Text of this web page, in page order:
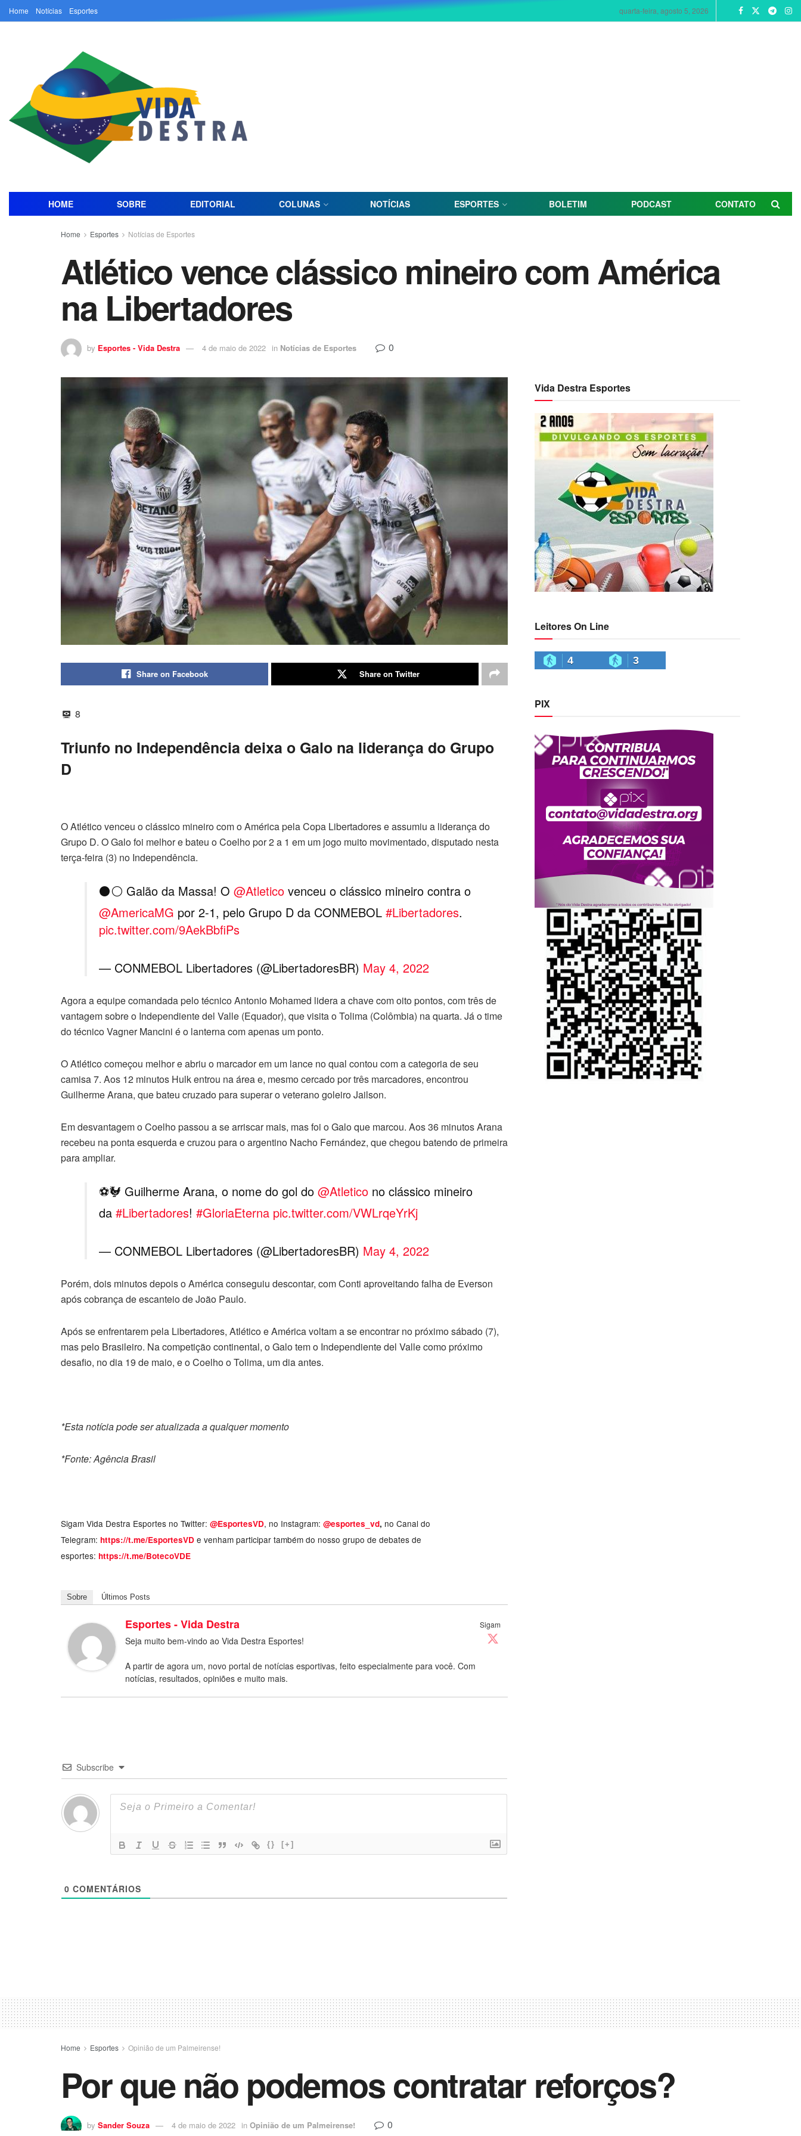
Home Notícias Esportes quarta-feira, agosto 5, 2026
HOME SOBRE EDITORIAL COLUNAS NOTÍCIAS ESPORTES BOLETIM PODCAST CONTATO
Home Esportes Notícias de Esportes
Atlético vence clássico mineiro com América
na Libertadores
by Esportes - Vida Destra 4 de maio de 2022 in Notícias de Esportes 0
Share on Facebook Share on Twitter
8
Triunfo no Independência deixa o Galo na liderança do Grupo
D
O Atlético venceu o clássico mineiro com o América pela Copa Libertadores e assumiu a liderança do
Grupo D. O Galo foi melhor e bateu o Coelho por 2 a 1 em um jogo muito movimentado, disputado nesta
terça-feira (3) no Independência.
⚫️⚪️ Galão da Massa! O @Atletico venceu o clássico mineiro contra o
@AmericaMG por 2-1, pelo Grupo D da CONMEBOL #Libertadores.
pic.twitter.com/9AekBbfiPs
— CONMEBOL Libertadores (@LibertadoresBR) May 4, 2022
Agora a equipe comandada pelo técnico Antonio Mohamed lidera a chave com oito pontos, com três de
vantagem sobre o Independiente del Valle (Equador), que visita o Tolima (Colômbia) na quarta. Já o time
do técnico Vagner Mancini é o lanterna com apenas um ponto.
O Atlético começou melhor e abriu o marcador em um lance no qual contou com a categoria de seu
camisa 7. Aos 12 minutos Hulk entrou na área e, mesmo cercado por três marcadores, encontrou
Guilherme Arana, que bateu cruzado para superar o veterano goleiro Jailson.
Em desvantagem o Coelho passou a se arriscar mais, mas foi o Galo que marcou. Aos 36 minutos Arana
recebeu na ponta esquerda e cruzou para o argentino Nacho Fernández, que chegou batendo de primeira
para ampliar.
⚽️🐓 Guilherme Arana, o nome do gol do @Atletico no clássico mineiro
da #Libertadores! #GloriaEterna pic.twitter.com/VWLrqeYrKj
— CONMEBOL Libertadores (@LibertadoresBR) May 4, 2022
Porém, dois minutos depois o América conseguiu descontar, com Conti aproveitando falha de Everson
após cobrança de escanteio de João Paulo.
Após se enfrentarem pela Libertadores, Atlético e América voltam a se encontrar no próximo sábado (7),
mas pelo Brasileiro. Na competição continental, o Galo tem o Independiente del Valle como próximo
desafio, no dia 19 de maio, e o Coelho o Tolima, um dia antes.
*Esta notícia pode ser atualizada a qualquer momento
*Fonte: Agência Brasil
Sigam Vida Destra Esportes no Twitter: @EsportesVD, no Instagram: @esportes_vd, no Canal do
Telegram: https://t.me/EsportesVD e venham participar também do nosso grupo de debates de
esportes: https://t.me/BotecoVDE
Sobre Últimos Posts
Sigam
Esportes - Vida Destra
Seja muito bem-vindo ao Vida Destra Esportes!
A partir de agora um, novo portal de notícias esportivas, feito especialmente para você. Com
notícias, resultados, opiniões e muito mais.
Subscribe
{} [+]
0 COMENTÁRIOS
Vida Destra Esportes
Leitores On Line
4 3
PIX
Home Esportes Opinião de um Palmeirense!
Por que não podemos contratar reforços?
by Sander Souza 4 de maio de 2022 in Opinião de um Palmeirense! 0